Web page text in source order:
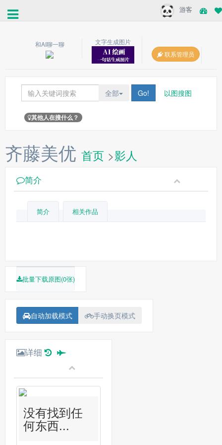
游客
和AI聊一聊
文字生成图片
联系管理员
全部 Go! 以图搜图
其他人在搜什么？
齐藤美优 首页 >影人
简介
简介 相关作品
批量下载原图(0张)
自动加载模式 手动换页模式
详细
没有找到任
何东西...